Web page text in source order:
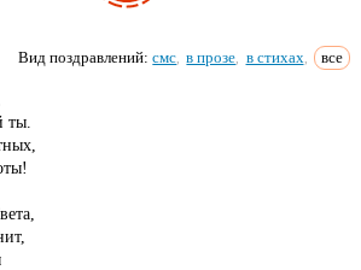
Вид поздравлений:смс в прозе в стихах все
ты.